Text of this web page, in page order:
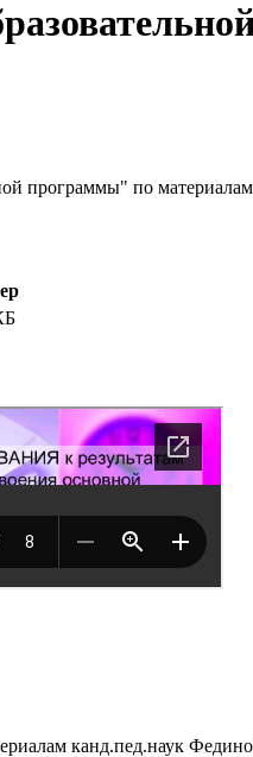
программы" по
канд.пед.наук